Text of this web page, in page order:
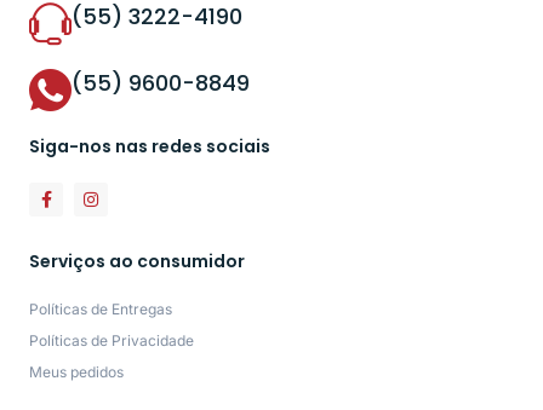
(55) 3222-4190
(55) 9600-8849
Siga-nos nas redes sociais
Serviços ao consumidor
Políticas de Entregas
Políticas de Privacidade
Meus pedidos